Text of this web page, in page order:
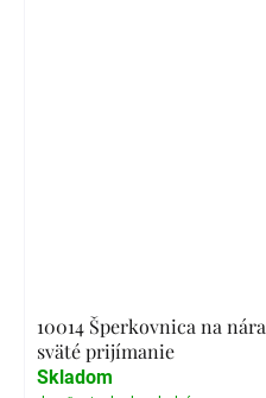
10014 Šperkovnica na
sväté prijímanie
Skladom